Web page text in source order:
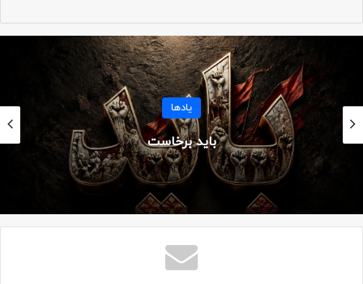
قرار داشت.
در میان نیروها، اکیپی بودند از بچه های تهران، محله بریانک و
امامزاده معصوم. مسلم اسدی سردسته شان بود و رفقایش: امیر
علیزاده، حسین ظهوریان، جلال شاکری و چند نفر دیگر هم پای
ثابت شوخی هایش بودند.
بچه هایی باصفا و بامرام بودند، اما به شدت شوخ و بذله گو. از
هر سوژه ای برای خنده، استفاده می کردند.
دسته‌بندی نشده
عملیات والفجر مقدماتی